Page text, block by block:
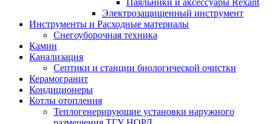
Паяльники и аксессуары Rexant
Электрозащищенный инструмент
Инструменты и Расходные материалы
Снегоуборочная техника
Камин
Канализация
Септики и станции биологической очистки
Керамогранит
Кондиционеры
Котлы отопления
Теплогенерирующие установки наружного